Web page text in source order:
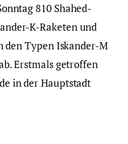
810 Shahed-
K-Raketen und
den Typen Iskander-M
Erstmals getroffen
in der Hauptstadt